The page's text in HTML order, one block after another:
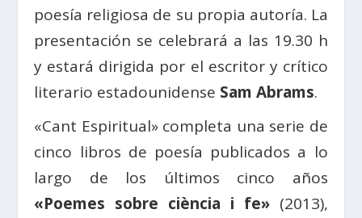
poesía religiosa de su propia autoría. La
presentación se celebrará a las 19.30 h
y estará dirigida por el escritor y crítico
literario estadounidense Sam Abrams.
«Cant Espiritual» completa una serie de
cinco libros de poesía publicados a lo
largo de los últimos cinco años
«Poemes sobre ciència i fe»(2013),